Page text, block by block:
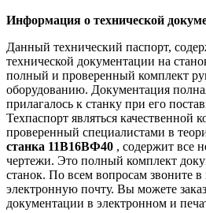
Информация о технической
Данный технический паспорт,
технической документации на
полный и проверенный комплект
оборудованию. Документация
прилагалось к станку при его
Техпаспорт являться качественной
проверенный специалистами в
станка 11В16ВФ40 , содержит все
чертежи. Это полный комплект
станок. По всем вопросам звоните
электронную почту. Вы можете
документации в электронном и